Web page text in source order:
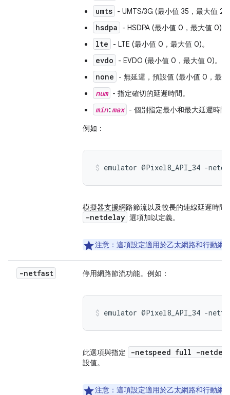
umts - UMTS/3G (最小值 35，最大值
hsdpa - HSDPA (最小值 0，最大值 0)。
lte - LTE (最小值 0，最大值 0)。
evdo - EVDO (最小值 0，最大值 0)。
none - 無延遲，預設值 (最小值 0，最
num - 指定確切的延遲時間。
min:max - 個別指定最小和最大延遲時間
例如：
emulator @Pixel8_API_34 -
模擬器支援網路節流以及較長的連線延遲時
-netdelay 選項加以定義。
注意： 這項設定適用於乙太網路和行動網
-netfast 停用網路節流功能。例如：
emulator @Pixel8_API_34 -
此選項與指定 -netspeed full -
設值。
注意： 這項設定適用於乙太網路和行動網